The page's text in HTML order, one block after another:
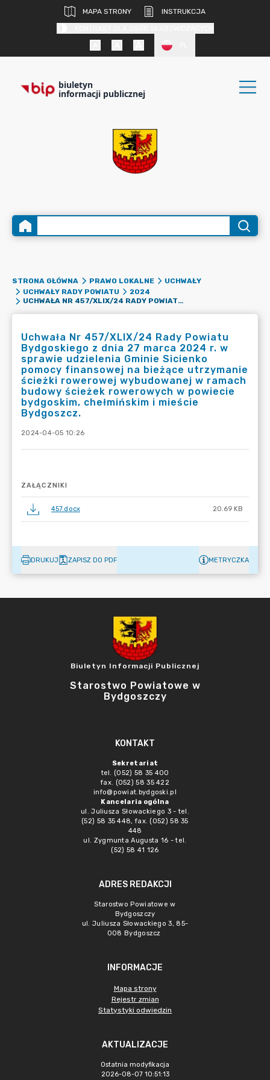
MAPA STRONY
INSTRUKCJA
biuletyn
informacji publicznej
STRONA GŁÓWNA PRAWO LOKALNE
UCHWAŁY
UCHWAŁY RADY POWIATU
2024
UCHWAŁA NR 457/XLIX/24 RADY POWIATU BYDGOSKIEGO Z DNIA 27 MARCA 2024 R. W SPRAWIE UDZIELENIA GMINIE SICIENKO POMOCY FINANSOWEJ NA BIEŻĄCE UTRZYMANIE ŚCIEŻKI ROWEROWEJ WYBUDOWANEJ W RAMACH BUDOWY ŚCIEŻEK ROWEROWYCH W POWIECIE BYDGOSKIM, CHEŁMIŃSKIM I MIEŚCIE BYDGOSZCZ.
Uchwała Nr 457/XLIX/24 Rady Powiatu
Bydgoskiego z dnia 27 marca 2024 r. w
sprawie udzielenia Gminie Sicienko
pomocy finansowej na bieżące utrzymanie
ścieżki rowerowej wybudowanej w ramach
budowy ścieżek rowerowych w powiecie
bydgoskim, chełmińskim i mieście
Bydgoszcz.
2024-04-05 10:26
ZAŁĄCZNIKI
457.docx 20.69 KB
DRUKUJ ZAPISZ DO PDF METRYCZKA
Biuletyn Informacji Publicznej
Starostwo Powiatowe w
Bydgoszczy
KONTAKT
Sekretariat
tel. (052) 58 35 400
fax. (052) 58 35 422
info@powiat.bydgoski.pl
Kancelaria ogólna
ul. Juliusza Słowackiego 3 - tel.
(52) 58 35 448, fax. (052) 58 35
448
ul. Zygmunta Augusta 16 - tel.
(52) 58 41 126
ADRES REDAKCJI
Starostwo Powiatowe w
Bydgoszczy
ul. Juliusza Słowackiego 3, 85-
008 Bydgoszcz
INFORMACJE
Mapa strony
Rejestr zmian
Statystyki odwiedzin
AKTUALIZACJE
Ostatnia modyfikacja
2026-08-07 10:51:13